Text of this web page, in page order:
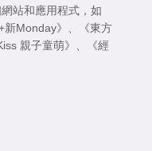
站和應用程式，如
新Monday》
《東方
親子童萌》
《經